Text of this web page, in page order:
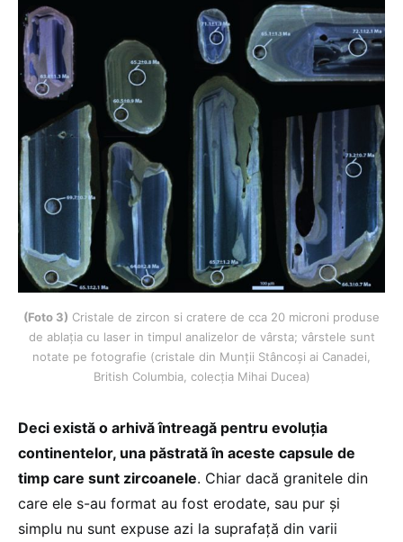
(Foto 3) Cristale de zircon si cratere de cca 20 microni produse
de ablația cu laser in timpul analizelor de vârsta; vârstele sunt
notate pe fotografie (cristale din Munții Stâncoși ai Canadei,
British Columbia, colecția Mihai Ducea)
Deci există o arhivă întreagă pentru evoluția
continentelor, una păstrată în aceste capsule de
timp care sunt zircoanele. Chiar dacă granitele din
care ele s-au format au fost erodate, sau pur și
simplu nu sunt expuse azi la suprafață din varii